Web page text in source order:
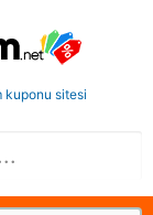
kuponu sitesi